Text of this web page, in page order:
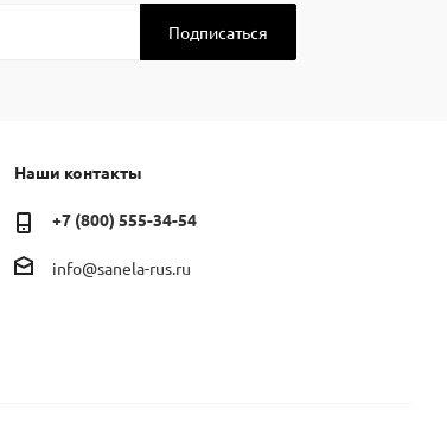
Наши контакты
+7 (800) 555-34-54
info@sanela-rus.ru